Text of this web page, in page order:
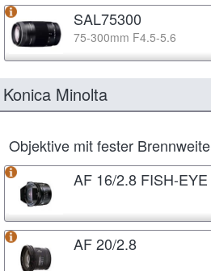
SAL75300
75-300mm F4.5-5.6
Konica Minolta
Objektive mit fester Brennweite
AF 16/2.8 FISH-EYE
AF 20/2.8